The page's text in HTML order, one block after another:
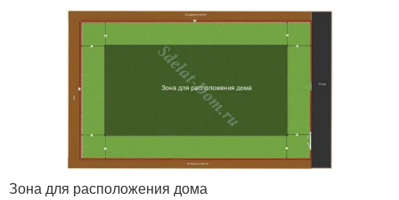
Зона для расположения дома